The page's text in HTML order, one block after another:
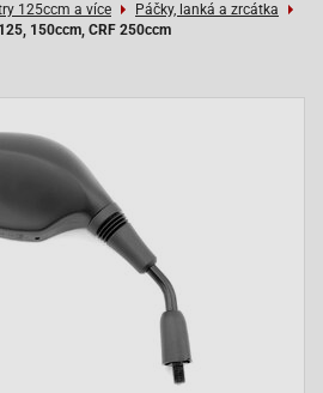
125ccm a více
Páčky, lanká a zrcátka
150ccm, CRF 250ccm